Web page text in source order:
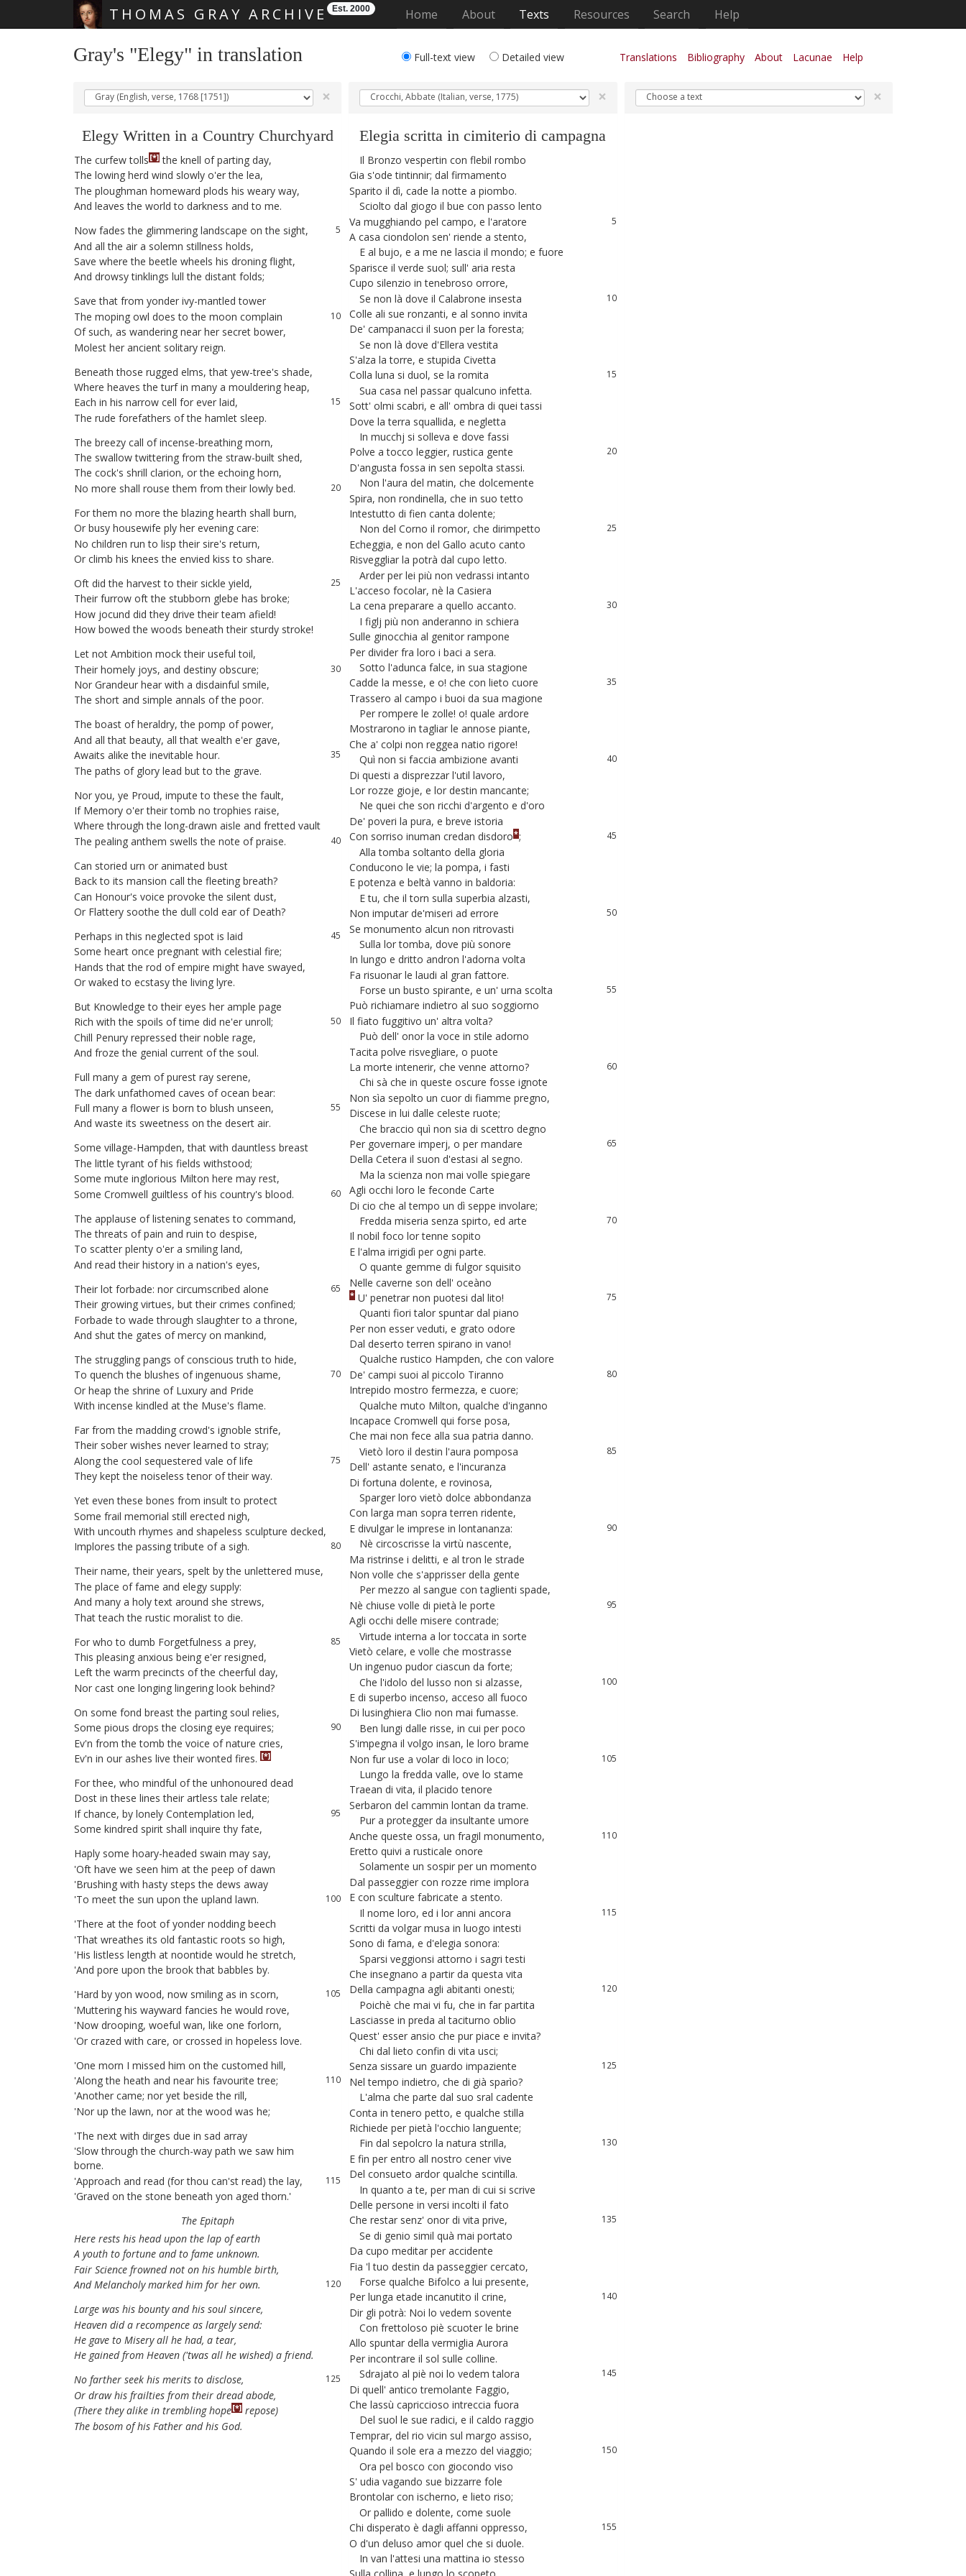
THOMAS GRAY ARCHIVE Est. 2000 Home (current)
About Texts Resources Search Help
Gray's "Elegy" in translation Full-text view Detailed view Translations Bibliography About Lacunae Help
×
Elegy Written in a Country Churchyard
The curfew tolls [*] the knell of parting day,
The lowing herd wind slowly o'er the lea,
The ploughman homeward plods his weary way,
And leaves the world to darkness and to me.
5
Now fades the glimmering landscape on the sight,
And all the air a solemn stillness holds,
Save where the beetle wheels his droning flight,
And drowsy tinklings lull the distant folds;
Save that from yonder ivy-mantled tower
10
The moping owl does to the moon complain
Of such, as wandering near her secret bower,
Molest her ancient solitary reign.
Beneath those rugged elms, that yew-tree's shade,
Where heaves the turf in many a mouldering heap,
15
Each in his narrow cell for ever laid,
The rude forefathers of the hamlet sleep.
The breezy call of incense-breathing morn,
The swallow twittering from the straw-built shed,
The cock's shrill clarion, or the echoing horn,
20
No more shall rouse them from their lowly bed.
For them no more the blazing hearth shall burn,
Or busy housewife ply her evening care:
No children run to lisp their sire's return,
Or climb his knees the envied kiss to share.
25
Oft did the harvest to their sickle yield,
Their furrow oft the stubborn glebe has broke;
How jocund did they drive their team afield!
How bowed the woods beneath their sturdy stroke!
Let not Ambition mock their useful toil,
30
Their homely joys, and destiny obscure;
Nor Grandeur hear with a disdainful smile,
The short and simple annals of the poor.
The boast of heraldry, the pomp of power,
And all that beauty, all that wealth e'er gave,
35
Awaits alike the inevitable hour.
The paths of glory lead but to the grave.
Nor you, ye Proud, impute to these the fault,
If Memory o'er their tomb no trophies raise,
Where through the long-drawn aisle and fretted vault
40
The pealing anthem swells the note of praise.
Can storied urn or animated bust
Back to its mansion call the fleeting breath?
Can Honour's voice provoke the silent dust,
Or Flattery soothe the dull cold ear of Death?
45
Perhaps in this neglected spot is laid
Some heart once pregnant with celestial fire;
Hands that the rod of empire might have swayed,
Or waked to ecstasy the living lyre.
But Knowledge to their eyes her ample page
50
Rich with the spoils of time did ne'er unroll;
Chill Penury repressed their noble rage,
And froze the genial current of the soul.
Full many a gem of purest ray serene,
The dark unfathomed caves of ocean bear:
55
Full many a flower is born to blush unseen,
And waste its sweetness on the desert air.
Some village-Hampden, that with dauntless breast
The little tyrant of his fields withstood;
Some mute inglorious Milton here may rest,
60
Some Cromwell guiltless of his country's blood.
The applause of listening senates to command,
The threats of pain and ruin to despise,
To scatter plenty o'er a smiling land,
And read their history in a nation's eyes,
65
Their lot forbade: nor circumscribed alone
Their growing virtues, but their crimes confined;
Forbade to wade through slaughter to a throne,
And shut the gates of mercy on mankind,
The struggling pangs of conscious truth to hide,
70
To quench the blushes of ingenuous shame,
Or heap the shrine of Luxury and Pride
With incense kindled at the Muse's flame.
Far from the madding crowd's ignoble strife,
Their sober wishes never learned to stray;
75
Along the cool sequestered vale of life
They kept the noiseless tenor of their way.
Yet even these bones from insult to protect
Some frail memorial still erected nigh,
With uncouth rhymes and shapeless sculpture decked,
80
Implores the passing tribute of a sigh.
Their name, their years, spelt by the unlettered muse,
The place of fame and elegy supply:
And many a holy text around she strews,
That teach the rustic moralist to die.
85
For who to dumb Forgetfulness a prey,
This pleasing anxious being e'er resigned,
Left the warm precincts of the cheerful day,
Nor cast one longing lingering look behind?
On some fond breast the parting soul relies,
90
Some pious drops the closing eye requires;
Ev'n from the tomb the voice of nature cries,
Ev'n in our ashes live their wonted fires. [*]
For thee, who mindful of the unhonoured dead
Dost in these lines their artless tale relate;
95
If chance, by lonely Contemplation led,
Some kindred spirit shall inquire thy fate,
Haply some hoary-headed swain may say,
'Oft have we seen him at the peep of dawn
'Brushing with hasty steps the dews away
100
'To meet the sun upon the upland lawn.
'There at the foot of yonder nodding beech
'That wreathes its old fantastic roots so high,
'His listless length at noontide would he stretch,
'And pore upon the brook that babbles by.
105
'Hard by yon wood, now smiling as in scorn,
'Muttering his wayward fancies he would rove,
'Now drooping, woeful wan, like one forlorn,
'Or crazed with care, or crossed in hopeless love.
'One morn I missed him on the customed hill,
110
'Along the heath and near his favourite tree;
'Another came; nor yet beside the rill,
'Nor up the lawn, nor at the wood was he;
'The next with dirges due in sad array
'Slow through the church-way path we saw him
borne.
115
'Approach and read (for thou can'st read) the lay,
'Graved on the stone beneath yon aged thorn.'
The Epitaph
Here rests his head upon the lap of earth
A youth to fortune and to fame unknown.
Fair Science frowned not on his humble birth,
120
And Melancholy marked him for her own.
Large was his bounty and his soul sincere,
Heaven did a recompence as largely send:
He gave to Misery all he had, a tear,
He gained from Heaven ('twas all he wished) a friend.
125
No farther seek his merits to disclose,
Or draw his frailties from their dread abode,
(There they alike in trembling hope[*] repose)
The bosom of his Father and his God.
×
Elegia scritta in cimiterio di campagna
Il Bronzo vespertin con flebil rombo
Gia s'ode tintinnir; dal firmamento
Sparito il dì, cade la notte a piombo.
Sciolto dal giogo il bue con passo lento
5
Va mugghiando pel campo, e l'aratore
A casa ciondolon sen' riende a stento,
E al bujo, e a me ne lascia il mondo; e fuore
Sparisce il verde suol; sull' aria resta
Cupo silenzio in tenebroso orrore,
10
Se non là dove il Calabrone insesta
Colle ali sue ronzanti, e al sonno invita
De' campanacci il suon per la foresta;
Se non là dove d'Ellera vestita
S'alza la torre, e stupida Civetta
15
Colla luna si duol, se la romita
Sua casa nel passar qualcuno infetta.
Sott' olmi scabri, e all' ombra di quei tassi
Dove la terra squallida, e negletta
In mucchj si solleva e dove fassi
20
Polve a tocco leggier, rustica gente
D'angusta fossa in sen sepolta stassi.
Non l'aura del matin, che dolcemente
Spira, non rondinella, che in suo tetto
Intestutto di fien canta dolente;
25
Non del Corno il romor, che dirimpetto
Echeggia, e non del Gallo acuto canto
Risveggliar la potrà dal cupo letto.
Arder per lei più non vedrassi intanto
L'acceso focolar, nè la Casiera
30
La cena preparare a quello accanto.
I figlj più non anderanno in schiera
Sulle ginocchia al genitor rampone
Per divider fra loro i baci a sera.
Sotto l'adunca falce, in sua stagione
35
Cadde la messe, e o! che con lieto cuore
Trassero al campo i buoi da sua magione
Per rompere le zolle! o! quale ardore
Mostrarono in tagliar le annose piante,
Che a' colpi non reggea natio rigore!
40
Quì non si faccia ambizione avanti
Di questi a disprezzar l'util lavoro,
Lor rozze gioje, e lor destin mancante;
Ne quei che son ricchi d'argento e d'oro
De' poveri la pura, e breve istoria
45
Con sorriso inuman credan disdoro*;
Alla tomba soltanto della gloria
Conducono le vie; la pompa, i fasti
E potenza e beltà vanno in baldoria:
E tu, che il torn sulla superbia alzasti,
50
Non imputar de'miseri ad errore
Se monumento alcun non ritrovasti
Sulla lor tomba, dove più sonore
In lungo e dritto andron l'adorna volta
Fa risuonar le laudi al gran fattore.
55
Forse un busto spirante, e un' urna scolta
Può richiamare indietro al suo soggiorno
Il fiato fuggitivo un' altra volta?
Può dell' onor la voce in stile adorno
Tacita polve risvegliare, o puote
60
La morte intenerir, che venne attorno?
Chi sà che in queste oscure fosse ignote
Non sìa sepolto un cuor di fiamme pregno,
Discese in lui dalle celeste ruote;
Che braccio quì non sia di scettro degno
65
Per governare imperj, o per mandare
Della Cetera il suon d'estasi al segno.
Ma la scienza non mai volle spiegare
Agli occhi loro le feconde Carte
Di cio che al tempo un dì seppe involare;
70
Fredda miseria senza spirto, ed arte
Il nobil foco lor tenne sopito
E l'alma irrigidì per ogni parte.
O quante gemme di fulgor squisito
Nelle caverne son dell' oceàno
75
* U' penetrar non puotesi dal lito!
Quanti fiori talor spuntar dal piano
Per non esser veduti, e grato odore
Dal deserto terren spirano in vano!
Qualche rustico Hampden, che con valore
80
De' campi suoi al piccolo Tiranno
Intrepido mostro fermezza, e cuore;
Qualche muto Milton, qualche d'inganno
Incapace Cromwell qui forse posa,
Che mai non fece alla sua patria danno.
85
Vietò loro il destin l'aura pomposa
Dell' astante senato, e l'incuranza
Di fortuna dolente, e rovinosa,
Sparger loro vietò dolce abbondanza
Con larga man sopra terren ridente,
90
E divulgar le imprese in lontananza:
Nè circoscrisse la virtù nascente,
Ma ristrinse i delitti, e al tron le strade
Non volle che s'apprisser della gente
Per mezzo al sangue con taglienti spade,
95
Nè chiuse volle di pietà le porte
Agli occhi delle misere contrade;
Virtude interna a lor toccata in sorte
Vietò celare, e volle che mostrasse
Un ingenuo pudor ciascun da forte;
100
Che l'idolo del lusso non si alzasse,
E di superbo incenso, acceso all fuoco
Di lusinghiera Clio non mai fumasse.
Ben lungi dalle risse, in cui per poco
S'impegna il volgo insan, le loro brame
105
Non fur use a volar di loco in loco;
Lungo la fredda valle, ove lo stame
Traean di vita, il placido tenore
Serbaron del cammin lontan da trame.
Pur a protegger da insultante umore
110
Anche queste ossa, un fragil monumento,
Eretto quivi a rusticale onore
Solamente un sospir per un momento
Dal passeggier con rozze rime implora
E con sculture fabricate a stento.
115
Il nome loro, ed i lor anni ancora
Scritti da volgar musa in luogo intesti
Sono di fama, e d'elegia sonora:
Sparsi veggionsi attorno i sagri testi
Che insegnano a partir da questa vita
120
Della campagna agli abitanti onesti;
Poichè che mai vi fu, che in far partita
Lasciasse in preda al taciturno oblio
Quest' esser ansio che pur piace e invita?
Chi dal lieto confin di vita usci;
125
Senza sissare un guardo impaziente
Nel tempo indietro, che di già sparìo?
L'alma che parte dal suo sral cadente
Conta in tenero petto, e qualche stilla
Richiede per pietà l'occhio languente;
130
Fin dal sepolcro la natura strilla,
E fin per entro all nostro cener vive
Del consueto ardor qualche scintilla.
In quanto a te, per man di cui si scrive
Delle persone in versi incolti il fato
135
Che restar senz' onor di vita prive,
Se di genio simil quà mai portato
Da cupo meditar per accidente
Fia 'l tuo destin da passeggier cercato,
Forse qualche Bifolco a lui presente,
140
Per lunga etade incanutito il crine,
Dir gli potrà: Noi lo vedem sovente
Con frettoloso piè scuoter le brine
Allo spuntar della vermiglia Aurora
Per incontrare il sol sulle colline.
145
Sdrajato al piè noi lo vedem talora
Di quell' antico tremolante Faggio,
Che lassù capriccioso intreccia fuora
Del suol le sue radici, e il caldo raggio
Temprar, del rio vicin sul margo assiso,
150
Quando il sole era a mezzo del viaggio;
Ora pel bosco con giocondo viso
S' udia vagando sue bizzarre fole
Brontolar con ischerno, e lieto riso;
Or pallido e dolente, come suole
155
Chi disperato è dagli affanni oppresso,
O d'un deluso amor quel che si duole.
In van l'attesi una mattina io stesso
×